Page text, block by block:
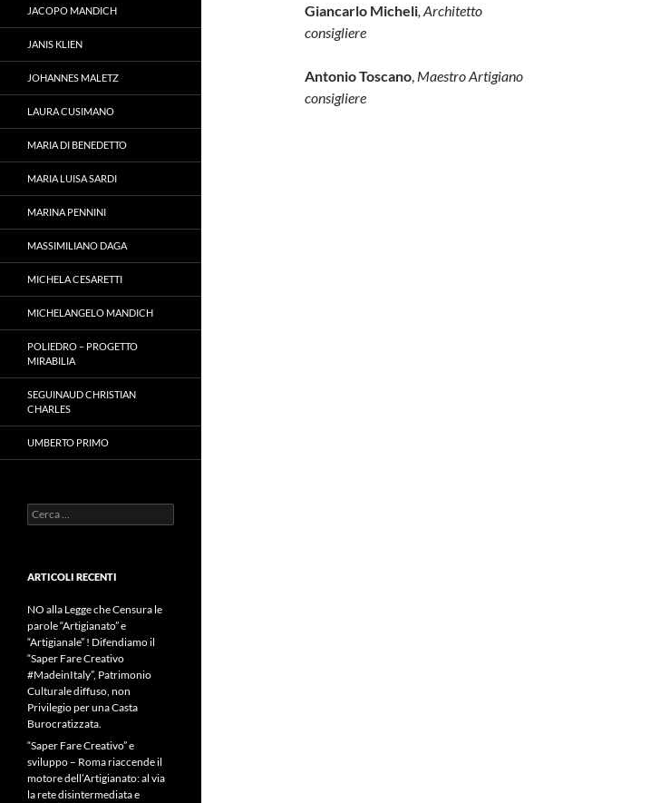
Giancarlo Micheli, Architetto
consigliere
Antonio Toscano, Maestro Artigiano
consigliere
JACOPO MANDICH
JANIS KLIEN
JOHANNES MALETZ
LAURA CUSIMANO
MARIA DI BENEDETTO
MARIA LUISA SARDI
MARINA PENNINI
MASSIMILIANO DAGA
MICHELA CESARETTI
MICHELANGELO MANDICH
POLIEDRO – PROGETTO
MIRABILIA
SEGUINAUD CHRISTIAN
CHARLES
UMBERTO PRIMO
Ricerca
per:
ARTICOLI RECENTI
NO alla Legge che Censura le
parole “Artigianato” e
“Artigianale” ! Difendiamo il
“Saper Fare Creativo
#MadeinItaly”, Patrimonio
Culturale diffuso, non
Privilegio per una Casta
Burocratizzata.
“Saper Fare Creativo” e
sviluppo – Roma riaccende il
motore dell’Artigianato: al via
la rete disintermediata e